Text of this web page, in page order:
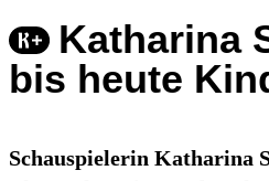
Katharina
bis heute
Schauspielerin Katharina